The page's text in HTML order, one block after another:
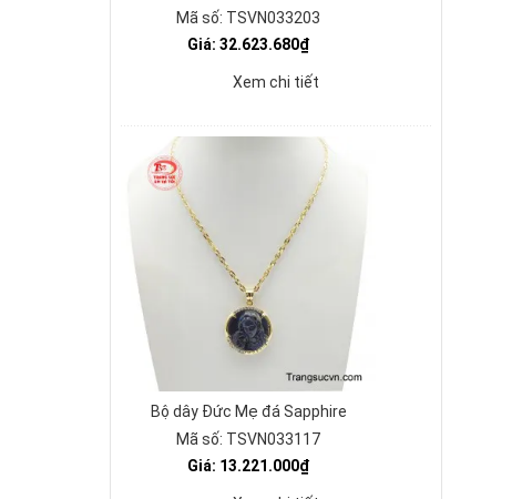
Mã số: TSVN033203
Giá: 32.623.680₫
Xem chi tiết
Bộ dây Đức Mẹ đá Sapphire
Mã số: TSVN033117
Giá: 13.221.000₫